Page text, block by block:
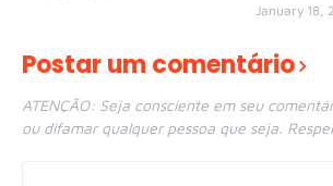
January 18,
Postar um comentário
ATENÇÃO: Seja consciente em seu
ou difamar qualquer pessoa que seja.